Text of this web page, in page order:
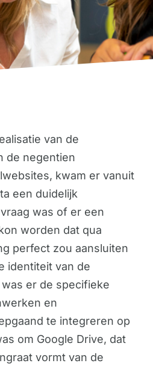
van de
de negentien
kwam er vanuit
een duidelijk
was of er een
worden dat qua
perfect zou aansluiten
identiteit van de
er de specifieke
en
te integreren op
om Google Drive, dat
vormt van de